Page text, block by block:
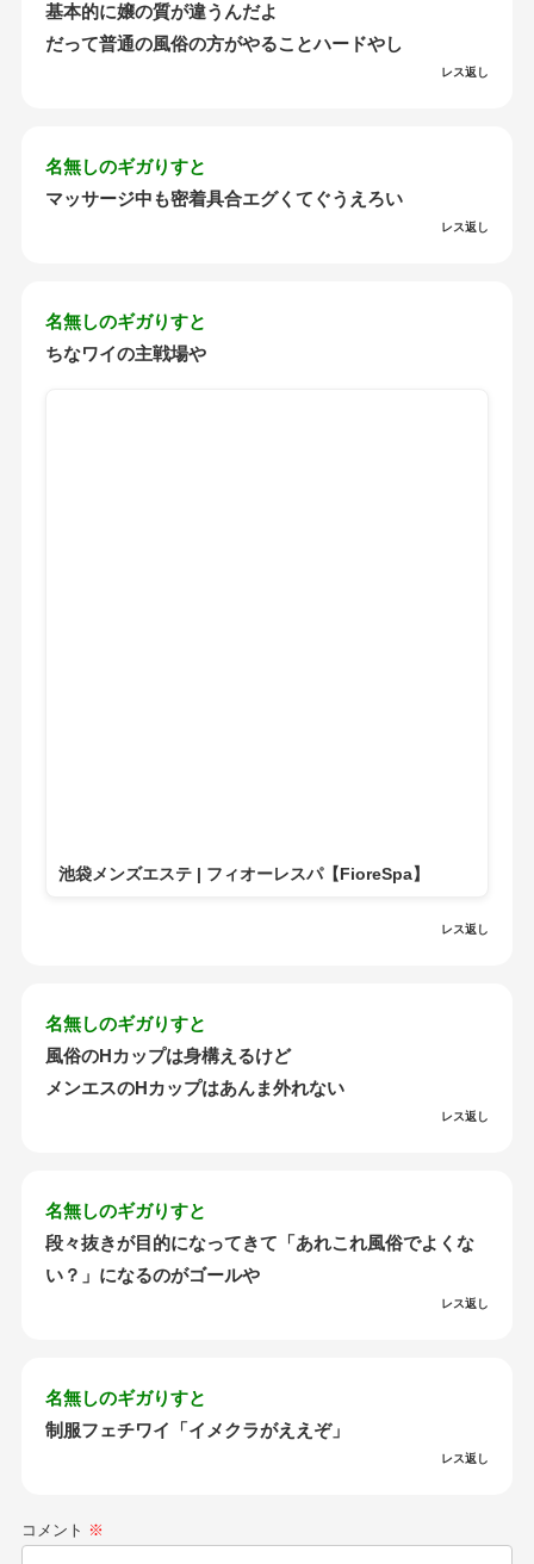
基本的に嬢の質が違うんだよ
だって普通の風俗の方がやることハードやし
レス返し
名無しのギガりすと
マッサージ中も密着具合エグくてぐうえろい
レス返し
名無しのギガりすと
ちなワイの主戦場や
池袋メンズエステ | フィオーレスパ【FioreSpa】
レス返し
名無しのギガりすと
風俗のHカップは身構えるけど
メンエスのHカップはあんま外れない
レス返し
名無しのギガりすと
段々抜きが目的になってきて「あれこれ風俗でよくな
い？」になるのがゴールや
レス返し
名無しのギガりすと
制服フェチワイ「イメクラがええぞ」
レス返し
コメント ※